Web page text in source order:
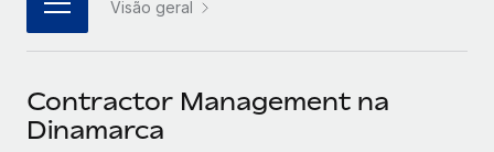
中文（简体）
Visão geral
Contractor Management na
Dinamarca